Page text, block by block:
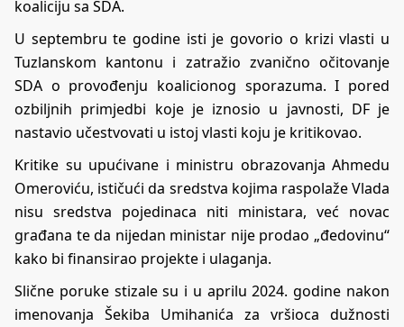
koaliciju sa SDA.
U septembru te godine isti je govorio o krizi vlasti u
Tuzlanskom kantonu i zatražio zvanično očitovanje
SDA o provođenju koalicionog sporazuma. I pored
ozbiljnih primjedbi koje je iznosio u javnosti, DF je
nastavio učestvovati u istoj vlasti koju je kritikovao.
Kritike su upućivane i ministru obrazovanja Ahmedu
Omeroviću, ističući da sredstva kojima raspolaže Vlada
nisu sredstva pojedinaca niti ministara, već novac
građana te da nijedan ministar nije prodao „đedovinu“
kako bi finansirao projekte i ulaganja.
Slične poruke stizale su i u aprilu 2024. godine nakon
imenovanja Šekiba Umihanića za vršioca dužnosti